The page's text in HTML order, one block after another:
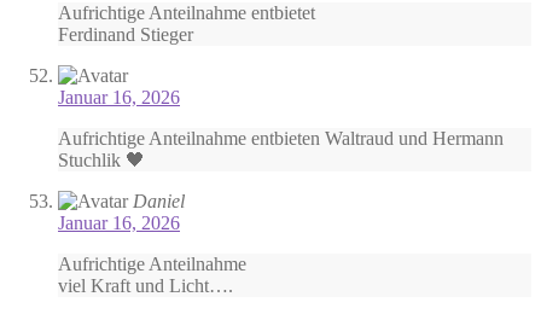
Aufrichtige Anteilnahme entbietet
Ferdinand Stieger
Januar 16, 2026
Aufrichtige Anteilnahme entbieten Waltraud und Hermann
Stuchlik 🖤
Daniel
Januar 16, 2026
Aufrichtige Anteilnahme
viel Kraft und Licht….